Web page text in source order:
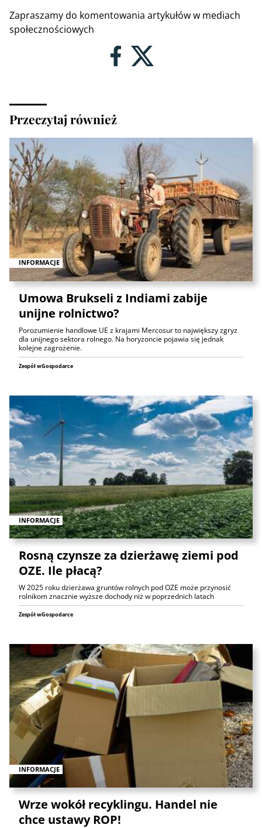
Zapraszamy do komentowania artykułów w mediach
społecznościowych
Przeczytaj również
INFORMACJE
Umowa Brukseli z Indiami zabije
unijne rolnictwo?
Porozumienie handlowe UE z krajami Mercosur to największy zgryz
dla unijnego sektora rolnego. Na horyzoncie pojawia się jednak
kolejne zagrożenie.
Zespół wGospodarce
INFORMACJE
Rosną czynsze za dzierżawę ziemi pod
OZE. Ile płacą?
W 2025 roku dzierżawa gruntów rolnych pod OZE może przynosić
rolnikom znacznie wyższe dochody niż w poprzednich latach
Zespół wGospodarce
INFORMACJE
Wrze wokół recyklingu. Handel nie
chce ustawy ROP!